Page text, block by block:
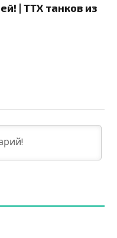
| ТТХ танков из